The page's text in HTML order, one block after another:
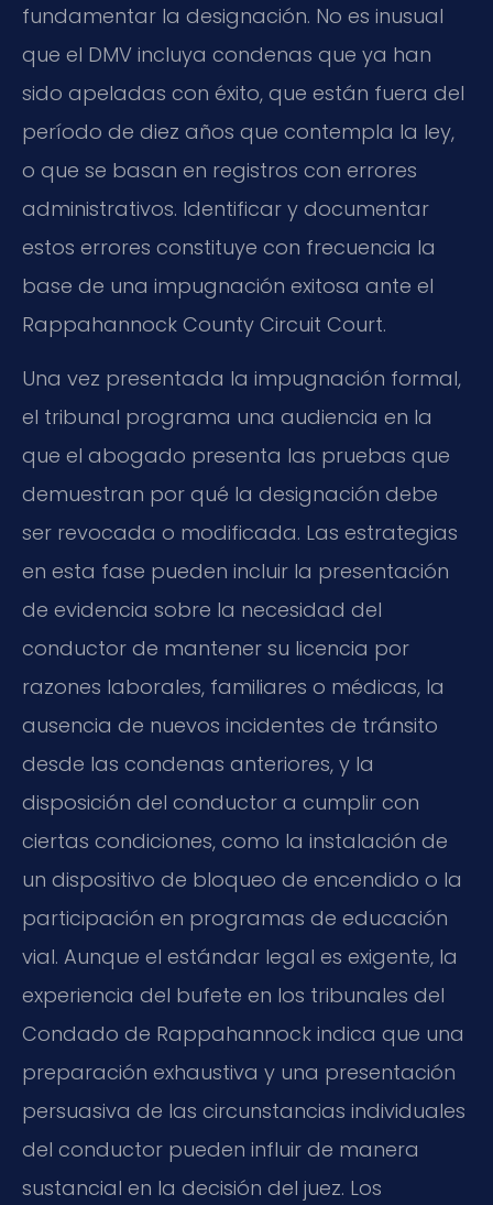
fundamentar la designación. No es inusual
que el DMV incluya condenas que ya han
sido apeladas con éxito, que están fuera del
período de diez años que contempla la ley,
o que se basan en registros con errores
administrativos. Identificar y documentar
estos errores constituye con frecuencia la
base de una impugnación exitosa ante el
Rappahannock County Circuit Court.
Una vez presentada la impugnación formal,
el tribunal programa una audiencia en la
que el abogado presenta las pruebas que
demuestran por qué la designación debe
ser revocada o modificada. Las estrategias
en esta fase pueden incluir la presentación
de evidencia sobre la necesidad del
conductor de mantener su licencia por
razones laborales, familiares o médicas, la
ausencia de nuevos incidentes de tránsito
desde las condenas anteriores, y la
disposición del conductor a cumplir con
ciertas condiciones, como la instalación de
un dispositivo de bloqueo de encendido o la
participación en programas de educación
vial. Aunque el estándar legal es exigente, la
experiencia del bufete en los tribunales del
Condado de Rappahannock indica que una
preparación exhaustiva y una presentación
persuasiva de las circunstancias individuales
del conductor pueden influir de manera
sustancial en la decisión del juez. Los